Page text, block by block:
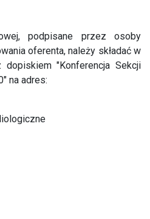
podpisane przez osoby
oferenta, należy składać w
"Konferencja Sekcji
na adres: